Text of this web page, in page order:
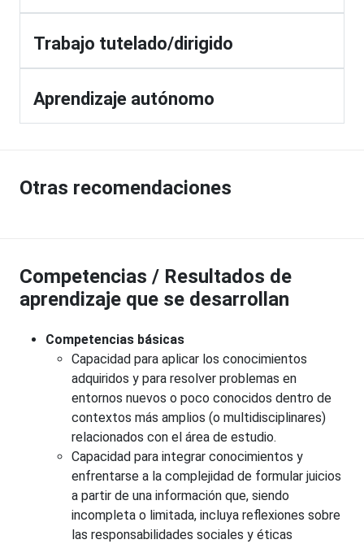
Trabajo tutelado/dirigido
Aprendizaje autónomo
Otras recomendaciones
Competencias / Resultados de
aprendizaje que se desarrollan
Competencias básicas
Capacidad para aplicar los conocimientos
adquiridos y para resolver problemas en
entornos nuevos o poco conocidos dentro de
contextos más amplios (o multidisciplinares)
relacionados con el área de estudio.
Capacidad para integrar conocimientos y
enfrentarse a la complejidad de formular juicios
a partir de una información que, siendo
incompleta o limitada, incluya reflexiones sobre
las responsabilidades sociales y éticas